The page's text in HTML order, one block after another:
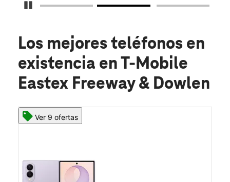
Detener carrusel
Los mejores teléfonos en
existencia en T-Mobile
Eastex Freeway & Dowlen
Ver 9 ofertas